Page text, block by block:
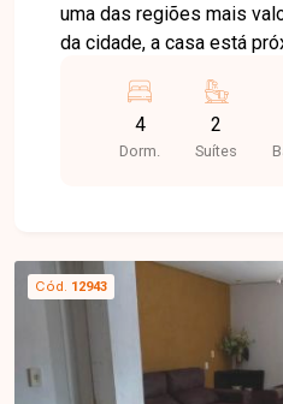
uma das regiões mais
da cidade, a casa está
supermercados e
praticidade, segurança e
varanda, piscina
eletrônico e 4 vagas de
cobertas. Ao fundo 01
Uma excelente
espaço, conforto e
4
Dorm.
2
Suítes
Cód. 12943